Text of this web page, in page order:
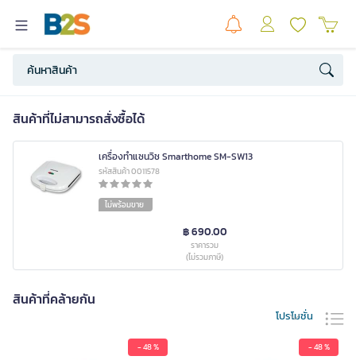
สินค้าที่ไม่สามารถสั่งซื้อได้
เครื่องทำแซนวิช Smarthome SM-SW13
รหัสสินค้า 0011578
ไม่พร้อมขาย
฿ 690.00
ราคารวม
(ไม่รวมภาษี)
สินค้าที่คล้ายกัน
โปรโมชั่น
- 48 % - 48 %